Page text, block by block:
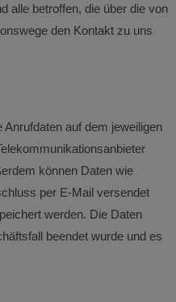
alle betroffen, die über die von
den Kontakt zu uns
auf dem jeweiligen
können Daten wie
per E-Mail versendet
werden. Die Daten
beendet wurde und es